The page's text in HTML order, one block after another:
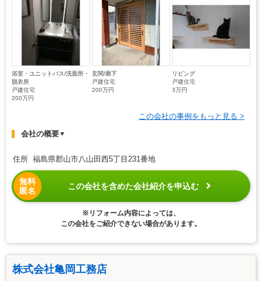
浴室・ユニットバス/洗面所・
脱衣所
戸建住宅
200万円
玄関/廊下
戸建住宅
200万円
リビング
戸建住宅
3万円
この会社の事例をもっと見る >
会社の概要▼
住所 福島県郡山市八山田西5丁目231番地
無料
匿名
この会社を含めた会社紹介を申込む
※リフォーム内容によっては、
この会社をご紹介できない場合があります。
株式会社亀岡工務店